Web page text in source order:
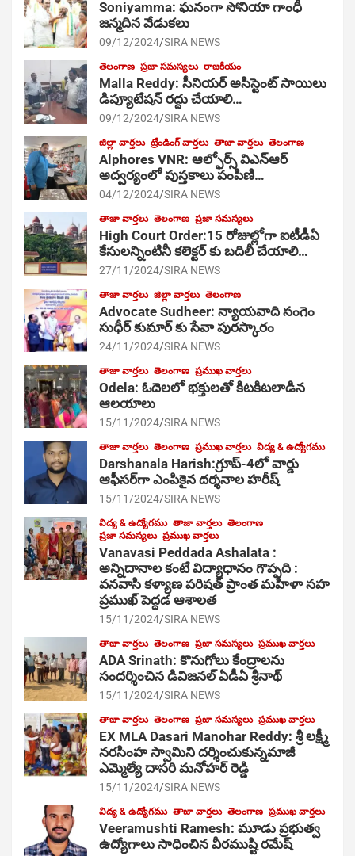
Soniyamma: ఘ‌నంగా సోనియా గాంధీ
జ‌న్మ‌దిన వేడుక‌లు
09/12/2024 SIRA NEWS
తెలంగాణ ప్రజా సమస్యలు రాజకీయం
Malla Reddy: సీనియర్ అసిస్టెంట్ సాయిలు
డిప్యూటేషన్ రద్దు చేయాలి…
09/12/2024 SIRA NEWS
జిల్లా వార్తలు ట్రేండింగ్ వార్తలు తాజా వార్తలు తెలంగాణ
Alphores VNR: ఆల్ఫోర్స్ విఎన్ఆర్
అద్వర్యంలో పుస్తకాలు పంపిణి…
04/12/2024 SIRA NEWS
తాజా వార్తలు తెలంగాణ ప్రజా సమస్యలు
High Court Order:15 రోజుల్లోగా ఐటీడీఏ
కేసులన్నింటినీ కలెక్టర్ కు బదిలీ చేయాలి…
27/11/2024 SIRA NEWS
తాజా వార్తలు జిల్లా వార్తలు తెలంగాణ
Advocate Sudheer: న్యాయవాది సంగెం
సుధీర్ కుమార్ కు సేవా పురస్కారం
24/11/2024 SIRA NEWS
తాజా వార్తలు తెలంగాణ ప్రముఖ వార్తలు
Odela: ఓదెల‌లో భక్తులతో కిటకిటలాడిన
ఆల‌యాలు
15/11/2024 SIRA NEWS
తాజా వార్తలు తెలంగాణ ప్రముఖ వార్తలు విద్య & ఉద్యోగము
Darshanala Harish:గ్రూప్-4లో వార్డు
ఆఫీసర్‌గా ఎంపికైన దర్శనాల హరీష్
15/11/2024 SIRA NEWS
విద్య & ఉద్యోగము తాజా వార్తలు తెలంగాణ
ప్రజా సమస్యలు ప్రముఖ వార్తలు
Vanavasi Peddada Ashalata :
అన్నిదానాల కంటే విద్యాధానం గొప్పది :
వనవాసి కళ్యాణ పరిషత్ ప్రాంత మహిళా సహ
ప్రముఖ్ పెద్దడ ఆశాలత
15/11/2024 SIRA NEWS
తాజా వార్తలు తెలంగాణ ప్రజా సమస్యలు ప్రముఖ వార్తలు
ADA Srinath: కొనుగోలు కేంద్రాల‌ను
సంద‌ర్శించిన డివిజనల్ ఏడీఏ శ్రీనాథ్
15/11/2024 SIRA NEWS
తాజా వార్తలు తెలంగాణ ప్రజా సమస్యలు ప్రముఖ వార్తలు
EX MLA Dasari Manohar Reddy: శ్రీ లక్ష్మీ
నరసింహ స్వామిని దర్శించుకున్నమాజీ
ఎమ్మెల్యే దాసరి మనోహర్ రెడ్డి
15/11/2024 SIRA NEWS
విద్య & ఉద్యోగము తాజా వార్తలు తెలంగాణ ప్రముఖ వార్తలు
Veeramushti Ramesh: మూడు ప్రభుత్వ
ఉద్యోగాలు సాధించిన వీరముష్టి రమేష్